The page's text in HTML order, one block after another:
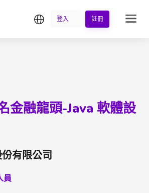
繁中登入 註冊
金融龍頭-Java 軟體設
有限公司
員